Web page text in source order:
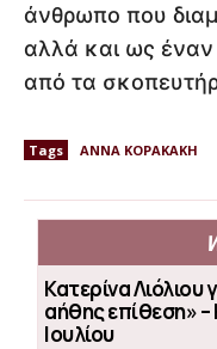
άνθρωπο που
αλλά και ως έναν
από τα
Tags ΑΝΝΑ ΚΟΡΑΚΑΚΗ
Κατερίνα Λιόλιου
αήθης επίθεση» –
Ιουλίου